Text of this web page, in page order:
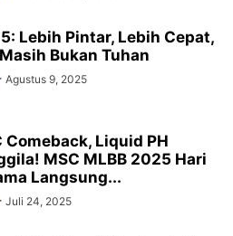
Lebih Pintar, Lebih Cepat,
Bukan Tuhan
Agustus 9, 2025
Comeback, Liquid PH
MSC MLBB 2025 Hari
Langsung...
Juli 24, 2025